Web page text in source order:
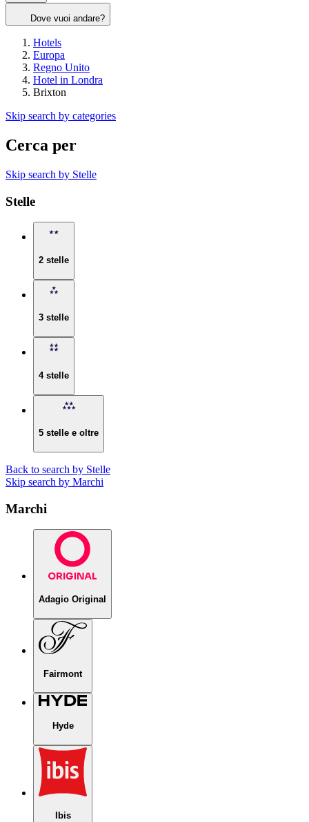
Dove vuoi andare?
Hotels
Europa
Regno Unito
Hotel in Londra
Brixton
Skip search by categories
Cerca per
Skip search by Stelle
Stelle
2 stelle
3 stelle
4 stelle
5 stelle e oltre
Back to search by Stelle
Skip search by Marchi
Marchi
Adagio Original
Fairmont
Hyde
Ibis